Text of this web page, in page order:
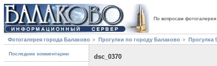
По вопросам
Фотогалерея города Балаково Прогулки по городу Балаково Прогулка
Последние комментарии dsc_0370